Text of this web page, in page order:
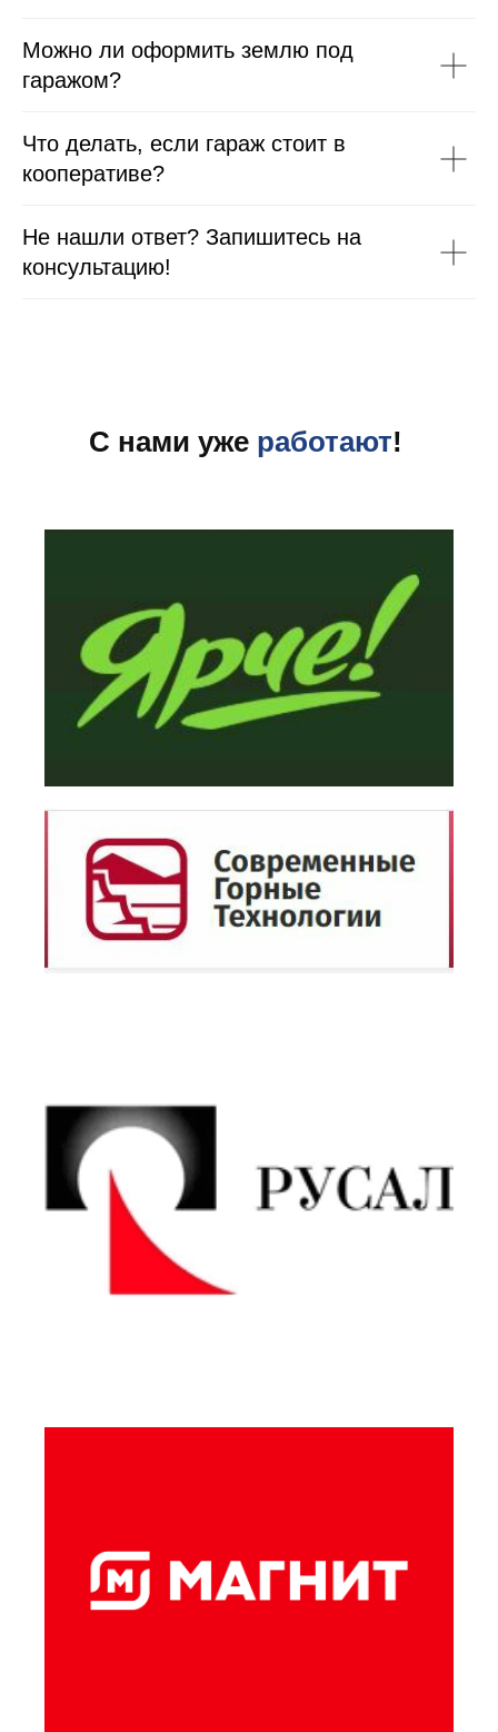
Можно ли оформить землю под
гаражом?
Что делать, если гараж стоит в
кооперативе?
Не нашли ответ? Запишитесь на
консультацию!
С нами уже работают!